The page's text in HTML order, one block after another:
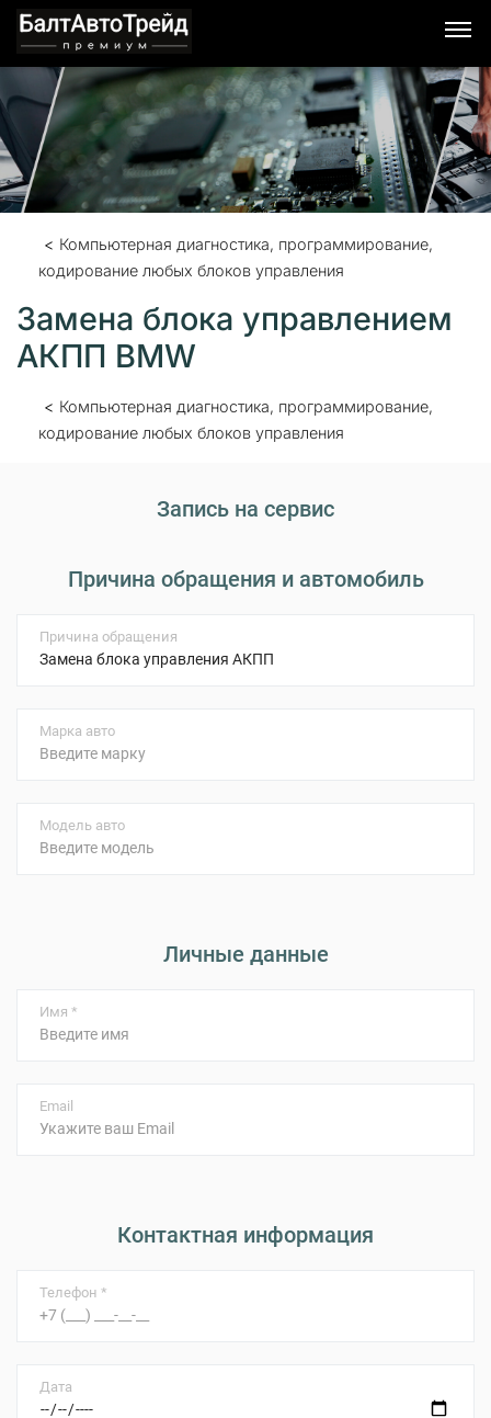
Компьютерная диагностика, программирование,
кодирование любых блоков управления
Замена блока управлением
АКПП BMW
Компьютерная диагностика, программирование,
кодирование любых блоков управления
Запись на сервис
Причина обращения и автомобиль
Причина обращения
Марка авто
Модель авто
Личные данные
Имя *
Email
Контактная информация
Телефон *
Дата
Я согласен с условиями обработки персональных
данных.